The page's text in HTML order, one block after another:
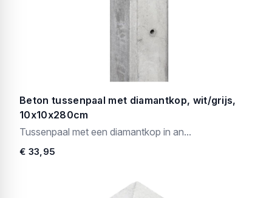
Beton tussenpaal met diamantkop, wit/grijs,
10x10x280cm
Tussenpaal met een diamantkop in an...
€ 33,95